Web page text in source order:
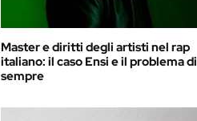
Master e diritti degli artisti nel rap
italiano: il caso Ensi e il problema di
sempre